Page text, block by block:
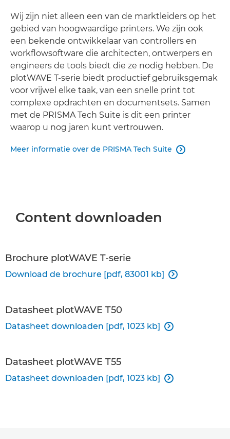
Wij zijn niet alleen een van de marktleiders op het
gebied van hoogwaardige printers. We zijn ook
een bekende ontwikkelaar van controllers en
workflowsoftware die architecten, ontwerpers en
engineers de tools biedt die ze nodig hebben. De
plotWAVE T-serie biedt productief gebruiksgemak
voor vrijwel elke taak, van een snelle print tot
complexe opdrachten en documentsets. Samen
met de PRISMA Tech Suite is dit een printer
waarop u nog jaren kunt vertrouwen.
Meer informatie over de PRISMA Tech Suite 
Content downloaden
Brochure plotWAVE T-serie
Download de brochure [pdf, 83001 kb] 
Datasheet plotWAVE T50
Datasheet downloaden [pdf, 1023 kb] 
Datasheet plotWAVE T55
Datasheet downloaden [pdf, 1023 kb] 